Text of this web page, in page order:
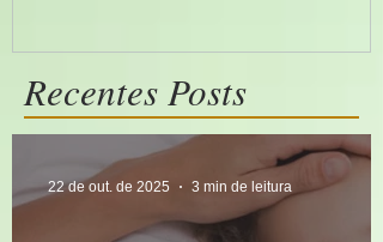
Recentes Posts
22 de out. de 2025 3 min de leitura